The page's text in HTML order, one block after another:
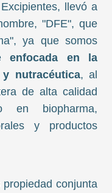
llevó a
"DFE", que
ya que somos
enfocada en la
nutracéutica, al
de alta calidad
en biopharma,
y productos
conjunta